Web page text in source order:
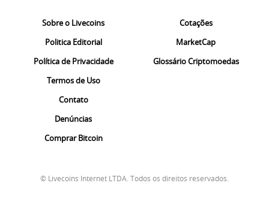
Sobre o Livecoins
Politica Editorial
Política de Privacidade
Termos de Uso
Contato
Denúncias
Comprar Bitcoin
Cotações
MarketCap
Glossário Criptomoedas
© Livecoins Internet LTDA. Todos os direitos reservados.